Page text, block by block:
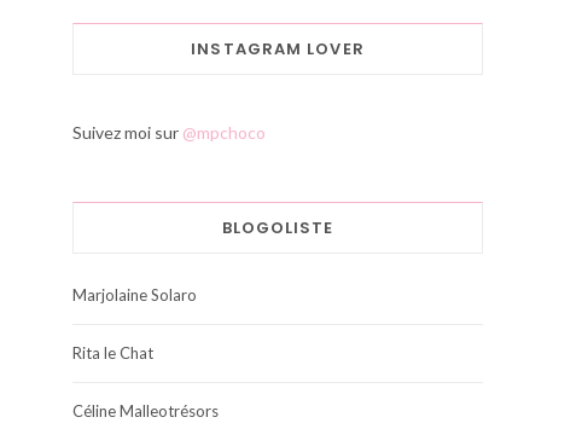
INSTAGRAM LOVER
Suivez moi sur @mpchoco
BLOGOLISTE
Marjolaine Solaro
Rita le Chat
Céline Malleotrésors